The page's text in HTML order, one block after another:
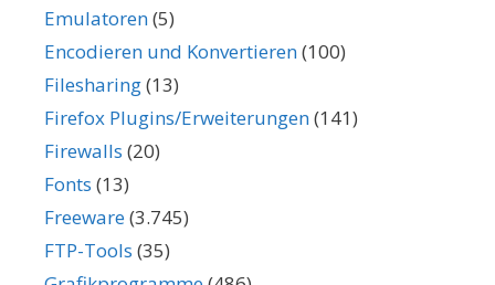
Emulatoren(5)
Encodieren und Konvertieren(100)
Filesharing(13)
Firefox Plugins/Erweiterungen(141)
Firewalls (20)
Fonts (13)
Freeware(3.745)
FTP-Tools (35)